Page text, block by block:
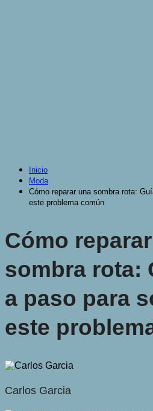
Inicio
Moda
Cómo reparar una sombra rota:
este problema común
Cómo
sombra rota:
a paso para
este
Carlos Garcia